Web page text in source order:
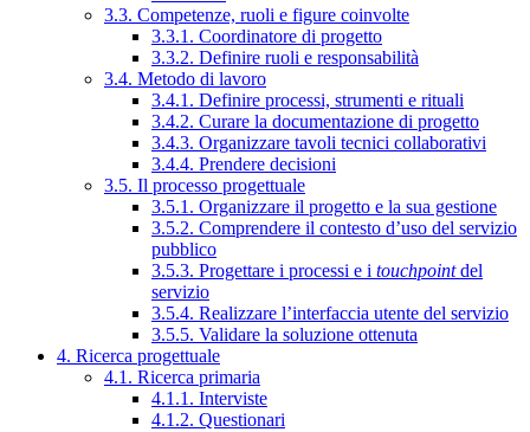
3.3. Competenze, ruoli e figure coinvolte
3.3.1. Coordinatore di progetto
3.3.2. Definire ruoli e responsabilità
3.4. Metodo di lavoro
3.4.1. Definire processi, strumenti e rituali
3.4.2. Curare la documentazione di progetto
3.4.3. Organizzare tavoli tecnici collaborativi
3.4.4. Prendere decisioni
3.5. Il processo progettuale
3.5.1. Organizzare il progetto e la sua gestione
3.5.2. Comprendere il contesto d’uso del servizio
pubblico
3.5.3. Progettare i processi e i touchpointdel
servizio
3.5.4. Realizzare l’interfaccia utente del servizio
3.5.5. Validare la soluzione ottenuta
4. Ricerca progettuale
4.1. Ricerca primaria
4.1.1. Interviste
4.1.2. Questionari